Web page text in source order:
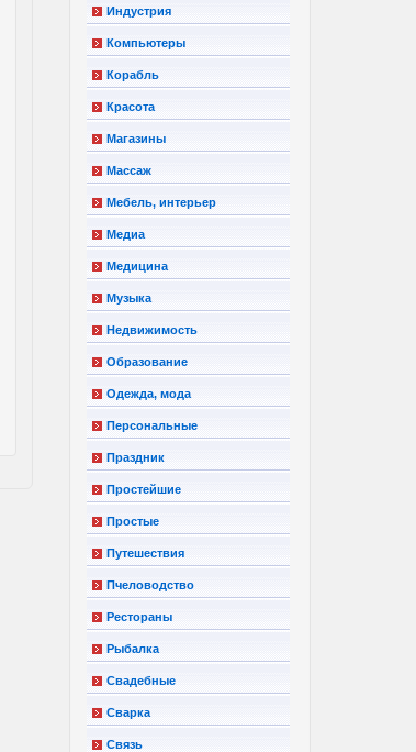
Индустрия
Компьютеры
Корабль
Красота
Магазины
Массаж
Мебель, интерьер
Медиа
Медицина
Музыка
Недвижимость
Образование
Одежда, мода
Персональные
Праздник
Простейшие
Простые
Путешествия
Пчеловодство
Рестораны
Рыбалка
Свадебные
Сварка
Связь